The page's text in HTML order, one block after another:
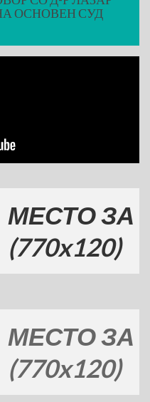
ОСНОВЕН СУД
ЗА
ЗА